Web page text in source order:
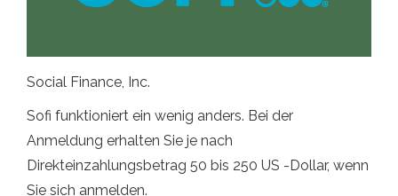
Social Finance, Inc.
Sofi funktioniert ein wenig anders. Bei der
Anmeldung erhalten Sie je nach
Direkteinzahlungsbetrag 50 bis 250 US -Dollar, wenn
Sie sich anmelden.